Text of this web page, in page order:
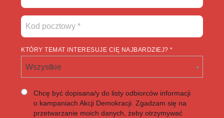
KTÓRY TEMAT INTERESUJE CIĘ NAJBARDZIEJ? *
Wszystkie
Chcę być dopisana/y do listy odbiorców informacji
o kampaniach Akcji Demokracji. Zgadzam się na
przetwarzanie moich danych, żeby otrzymywać